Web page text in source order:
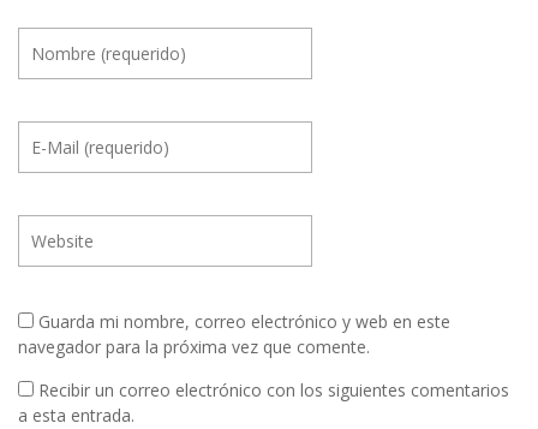
Guarda mi nombre, correo electrónico y web en este
navegador para la próxima vez que comente.
Recibir un correo electrónico con los siguientes comentarios
a esta entrada.